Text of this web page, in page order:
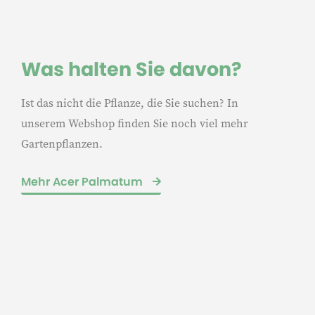
Was halten Sie davon?
Ist das nicht die Pflanze, die Sie suchen? In
unserem Webshop finden Sie noch viel mehr
Gartenpflanzen.
Mehr Acer Palmatum